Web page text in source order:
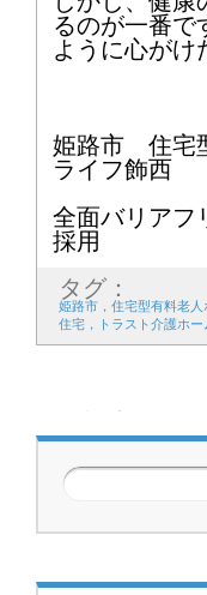
22 23
るのが一番で
ように心がけ
姫路市 住宅
ライフ飾西
全面バリア
採用
タグ：
姫路市，住宅型有料老
住宅，トラスト介護ホ